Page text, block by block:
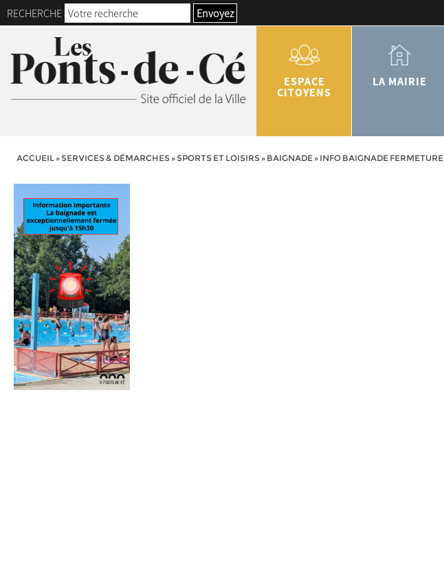
RECHERCHE Envoyez
ESPACE
CITOYENS
LA MAIRIE
ACCUEIL» SERVICES & DÉMARCHES» SPORTS ET LOISIRS» BAIGNADE» INFO BAIGNADE FERMETURE